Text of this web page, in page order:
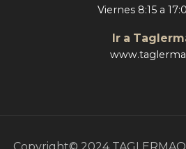
Viernes 8:15 a
Ir a